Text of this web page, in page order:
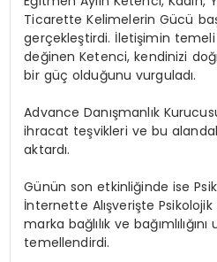
Ticarette Kelimelerin Gücü
gerçekleştirdi. İletişimin
değinen Ketenci, kendinizi
bir güç olduğunu vurguladı.
Advance Danışmanlık
ihracat teşvikleri ve bu
aktardı.
Günün son etkinliğinde ise
İnternette Alışverişte
marka bağlılık ve
temellendirdi.